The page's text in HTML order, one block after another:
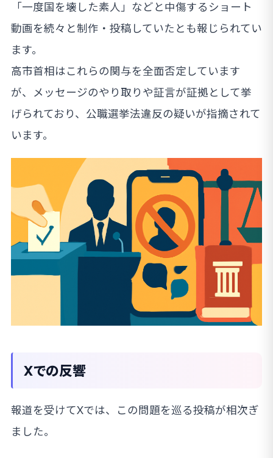
「一度国を壊した素人」などと中傷するショート
動画を続々と制作・投稿していたとも報じられてい
ます。
高市首相はこれらの関与を全面否定しています
が、メッセージのやり取りや証言が証拠として挙
げられており、公職選挙法違反の疑いが指摘されて
います。
Xでの反響
報道を受けてXでは、この問題を巡る投稿が相次ぎ
ました。